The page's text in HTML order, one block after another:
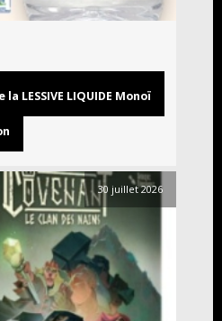
LESSIVE LIQUIDE Monoï
30 juillet 2026